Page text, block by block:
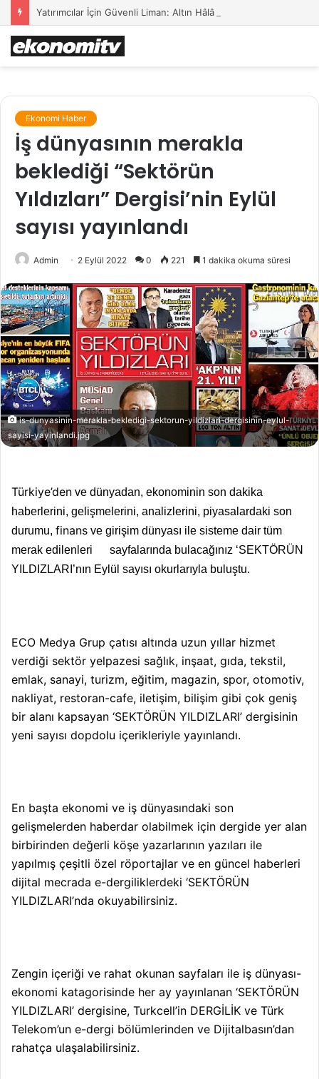
Yatırımcılar İçin Güvenli Liman: Altın Hâlâ İlk Sırada mı?
Ekonomi Haber
İş dünyasının merakla
beklediği “Sektörün
Yıldızları” Dergisi’nin Eylül
sayısı yayınlandı
Admin 2 Eylül 2022 0 221 1 dakika okuma süresi
is-dunyasinin-merakla-bekledigi-sektorun-yildizlari-dergisinin-eylul-
sayisi-yayinlandi.jpg
Türkiye’den ve dünyadan, ekonominin son dakika
haberlerini, gelişmelerini, analizlerini, piyasalardaki son
durumu, finans ve girişim dünyası ile sisteme dair tüm
merak edilenleri sayfalarında bulacağınız ‘SEKTÖRÜN
YILDIZLARI’nın Eylül sayısı okurlarıyla buluştu.
ECO Medya Grup çatısı altında uzun yıllar hizmet
verdiği sektör yelpazesi sağlık, inşaat, gıda, tekstil,
emlak, sanayi, turizm, eğitim, magazin, spor, otomotiv,
nakliyat, restoran-cafe, iletişim, bilişim gibi çok geniş
bir alanı kapsayan ‘SEKTÖRÜN YILDIZLARI’ dergisinin
yeni sayısı dopdolu içerikleriyle yayınlandı.
En başta ekonomi ve iş dünyasındaki son
gelişmelerden haberdar olabilmek için dergide yer alan
birbirinden değerli köşe yazarlarının yazıları ile
yapılmış çeşitli özel röportajlar ve en güncel haberleri
dijital mecrada e-dergiliklerdeki ‘SEKTÖRÜN
YILDIZLARI’nda okuyabilirsiniz.
Zengin içeriği ve rahat okunan sayfaları ile iş dünyası-
ekonomi katagorisinde her ay yayınlanan ‘SEKTÖRÜN
YILDIZLARI’ dergisine, Turkcell’in DERGİLİK ve Türk
Telekom’un e-dergi bölümlerinden ve Dijitalbasın’dan
rahatça ulaşalabilirsiniz.